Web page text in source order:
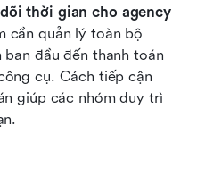
thời gian cho agency
cần quản lý toàn bộ
đầu đến thanh toán
cụ. Cách tiếp cận
giúp các nhóm duy trì